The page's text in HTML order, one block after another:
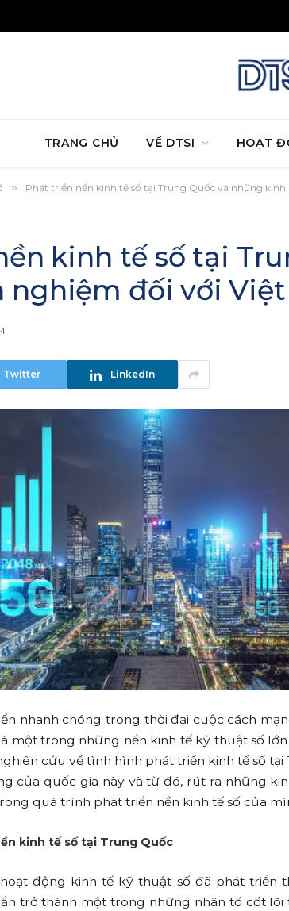
TRANG CHỦ VỀ DTSI HOẠT
» Phát triển nền kinh tế số tại Trung Quốc và những
kinh tế số tại
nghiệm đối với
Twitter LinkedIn
nhanh chóng trong thời đại cuộc cách
một trong những nền kinh tế kỹ thuật số
cứu về tình hình phát triển kinh tế số
của quốc gia này và từ đó, rút ra những
quá trình phát triển nền kinh tế số của
kinh tế số tại Trung Quốc
động kinh tế kỹ thuật số đã phát triển
trở thành một trong những nhân tố cốt